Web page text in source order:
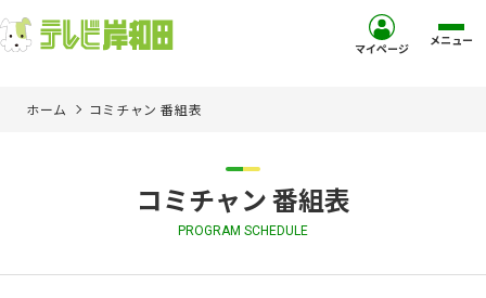
マイページ メニュー
ホーム コミチャン 番組表
コミチャン 番組表
PROGRAM SCHEDULE